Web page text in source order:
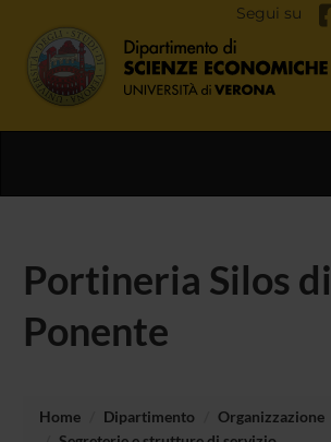
Segui su
Portineria Silos di
Ponente
Home Dipartimento
Organizzazione